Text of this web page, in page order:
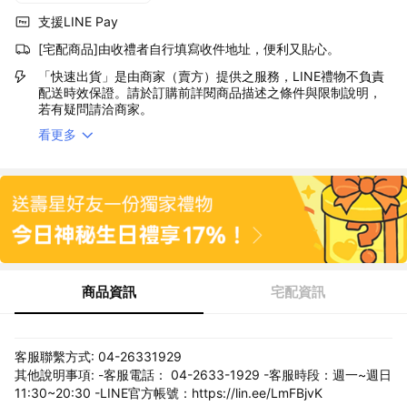
支援LINE Pay
[宅配商品]由收禮者自行填寫收件地址，便利又貼心。
「快速出貨」是由商家（賣方）提供之服務，LINE禮物不負責
配送時效保證。請於訂購前詳閱商品描述之條件與限制說明，
若有疑問請洽商家。
看更多
商品資訊 宅配資訊
客服聯繫方式: 04-26331929
其他說明事項: -客服電話： 04-2633-1929 -客服時段：週一~週日
11:30~20:30 -LINE官方帳號：https://lin.ee/LmFBjvK